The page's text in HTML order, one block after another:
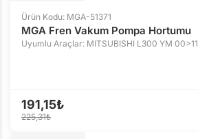
Ürün Kodu: MGA-51371
MGA Fren Vakum Pompa Hortumu
Uyumlu Araçlar: MITSUBISHI L300 YM 00>11
191,15₺
225,31₺